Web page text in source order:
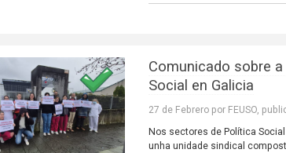
Comunicado sobre
Social en Galicia
27 de Febrero por FEUSO,
Nos sectores de Política
unha unidade sindical